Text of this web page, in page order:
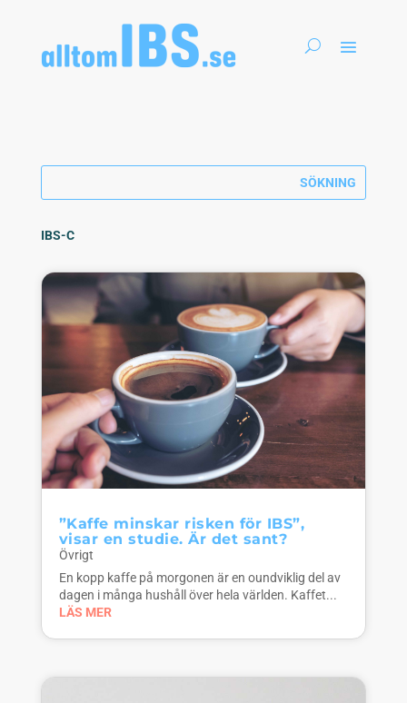
IBS-C
”Kaffe minskar risken för IBS”,
visar en studie. Är det sant?
Övrigt
En kopp kaffe på morgonen är en oundviklig del av
dagen i många hushåll över hela världen. Kaffet...
LÄS MER